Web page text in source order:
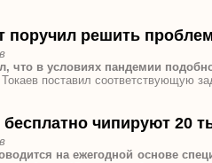
поручил решить
что в условиях пандемии
поставил соответствующую
чипируют 20
на ежегодной основе